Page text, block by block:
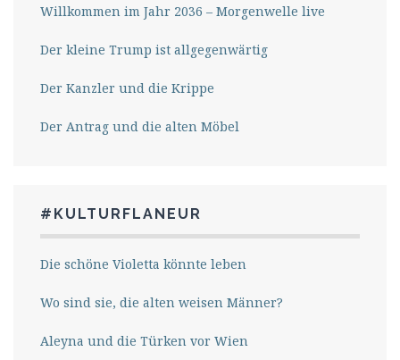
Willkommen im Jahr 2036 – Morgenwelle live
Der kleine Trump ist allgegenwärtig
Der Kanzler und die Krippe
Der Antrag und die alten Möbel
#KULTURFLANEUR
Die schöne Violetta könnte leben
Wo sind sie, die alten weisen Männer?
Aleyna und die Türken vor Wien